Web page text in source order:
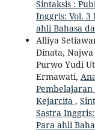
Sintaksis :
Inggris: Vol. 3
ahli Bahasa
Alliya
Dinata,
Purwo Yudi
Ermawati,
Pembelajaran
Kejarcita ,
Sastra
Para ahli